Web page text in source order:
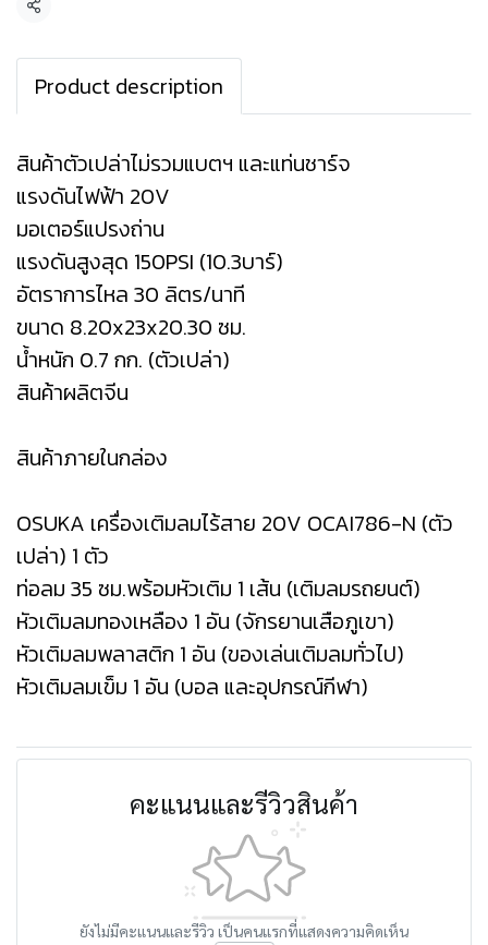
แชร์
Product description
สินค้าตัวเปล่าไม่รวมแบตฯ และแท่นชาร์จ
แรงดันไฟฟ้า 20V
มอเตอร์แปรงถ่าน
แรงดันสูงสุด 150PSI (10.3บาร์)
อัตราการไหล 30 ลิตร/นาที
ขนาด 8.20x23x20.30 ซม.
น้ำหนัก 0.7 กก. (ตัวเปล่า)
สินค้าผลิตจีน
สินค้าภายในกล่อง
OSUKA เครื่องเติมลมไร้สาย 20V OCAI786-N (ตัว
เปล่า) 1 ตัว
ท่อลม 35 ซม.พร้อมหัวเติม 1 เส้น (เติมลมรถยนต์)
หัวเติมลมทองเหลือง 1 อัน (จักรยานเสือภูเขา)
หัวเติมลมพลาสติก 1 อัน (ของเล่นเติมลมทั่วไป)
หัวเติมลมเข็ม 1 อัน (บอล และอุปกรณ์กีฬา)
คะแนนและรีวิวสินค้า
ยังไม่มีคะแนนและรีวิว เป็นคนแรกที่แสดงความคิดเห็น